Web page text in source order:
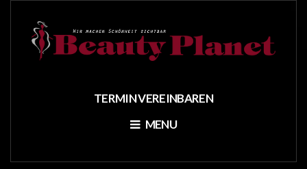
TERMIN VEREINBAREN
MENU